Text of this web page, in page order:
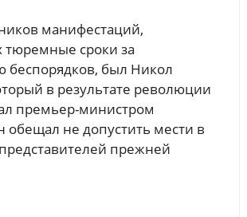
манифестаций,
сроки за
беспорядков, был Никол
в результате революции
премьер-министром
не допустить мести в
прежней